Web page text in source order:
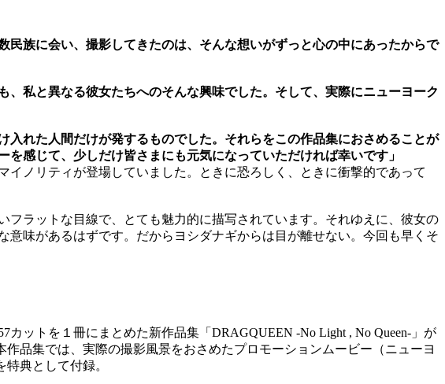
民族に会い、撮影してきたのは、そんな想いがずっと心の中にあったからで
私と異なる彼女たちへのそんな興味でした。そして、実際にニューヨーク
れた人間だけが発するものでした。それらをこの作品集におさめることが
感じて、少しだけ皆さまにも元気になっていただければ幸いです」
ノリティが登場していました。ときに恐ろしく、ときに衝撃的であって
ラットな目線で、とても魅力的に描写されています。それゆえに、彼女の
味があるはずです。だからヨシダナギからは目が離せない。今回も早くそ
ットを１冊にまとめた新作品集「DRAGQUEEN -No Light , No Queen-」が
品集では、実際の撮影風景をおさめたプロモーションムービー（ニューヨ
典として付録。